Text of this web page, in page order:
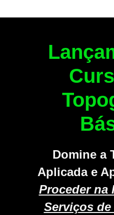
Domine a
Aplicada e
Proceder na
Serviços